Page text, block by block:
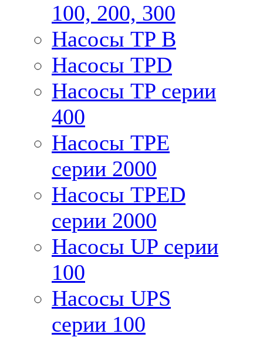
100, 200, 300
Насосы TP B
Насосы TPD
Насосы TP серии
400
Насосы TPE
серии 2000
Насосы TPED
серии 2000
Насосы UP серии
100
Насосы UPS
серии 100